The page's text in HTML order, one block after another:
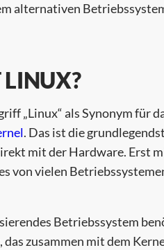
alternativen
LINUX?
„Linux“ als Synonym für
. Das ist die
mit der Hardware. Erst
von vielen
Betriebssystem
zusammen mit dem